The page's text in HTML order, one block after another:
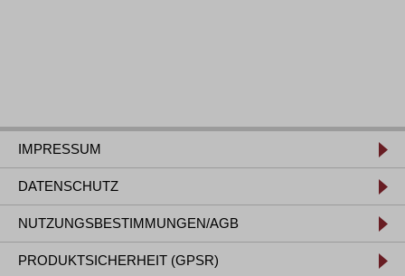
IMPRESSUM
DATENSCHUTZ
NUTZUNGSBESTIMMUNGEN/AGB
PRODUKTSICHERHEIT (GPSR)